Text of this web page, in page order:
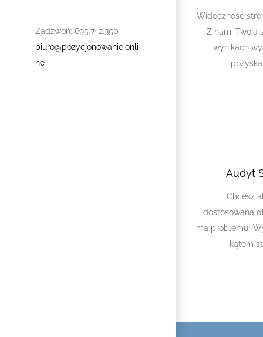
Zadzwoń: 695.742.350
biuro@pozycjonowanie.onli
ne
Widoczność
Z nami Twoja
wynikach
Audyt
Chcesz
dostosowana
ma problemu!
kątem